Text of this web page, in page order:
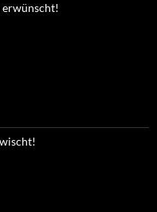
erwünscht!